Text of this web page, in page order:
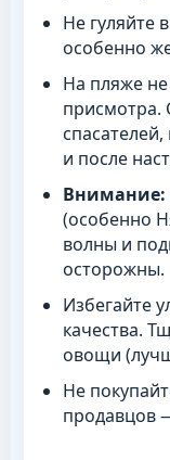
Не гуляйте
особенно
На пляже
присмотра.
и после
Внимание:
(особенно
волны и
осторожны.
Избегайте
качества.
овощи
Не
продавцов